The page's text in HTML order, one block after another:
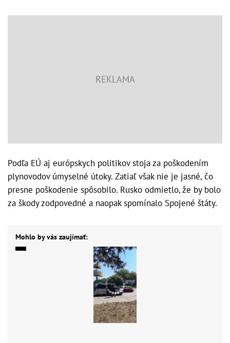
Podľa EÚ aj európskych politikov stoja za poškodením
plynovodov úmyselné útoky. Zatiaľ však nie je jasné, čo
presne poškodenie spôsobilo. Rusko odmietlo, že by bolo
za škody zodpovedné a naopak spomínalo Spojené štáty.
Mohlo by vás zaujímať: